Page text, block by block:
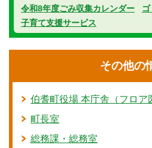
令和8年度ごみ収集カレンダー
子育て支援サービス
その他の
伯耆町役場 本庁舎（フロア
町長室
総務課・総務室